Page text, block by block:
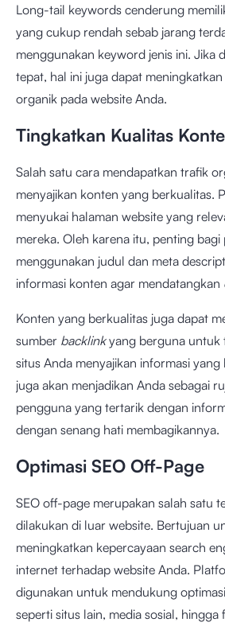
Long-tail keywords cenderung
yang cukup rendah sebab jarang
menggunakan keyword jenis ini. Jika
tepat, hal ini juga dapat
organik pada website Anda.
Tingkatkan Kualitas
Salah satu cara mendapatkan trafik
menyajikan konten yang berkualitas.
menyukai halaman website yang
mereka. Oleh karena itu, penting
menggunakan judul dan meta
informasi konten agar mendatangkan
Konten yang berkualitas juga dapat
sumber backlinkyang berguna untuk
situs Anda menyajikan informasi yang
juga akan menjadikan Anda sebagai
pengguna yang tertarik dengan
dengan senang hati membagikannya.
Optimasi SEO Off-Page
SEO off-page merupakan salah satu
dilakukan di luar website. Bertujuan
meningkatkan kepercayaan search
internet terhadap website Anda.
digunakan untuk mendukung
seperti situs lain, media sosial, hingga